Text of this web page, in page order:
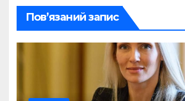
Пов’язаний запис